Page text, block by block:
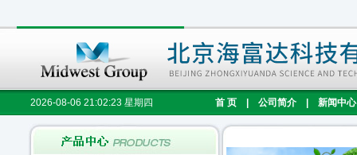
2026-08-06 21:02:24 星期四 首 页 公司简介 新闻中心